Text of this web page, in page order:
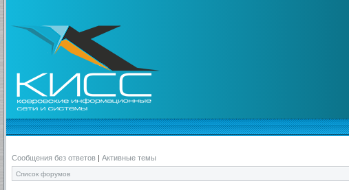
Сообщения без ответов | Активные темы
Список форумов